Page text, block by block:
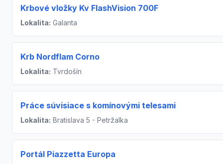
Krbové vložky Kv FlashVision 700F
Lokalita: Galanta
Krb Nordflam Corno
Lokalita: Tvrdošín
Práce súvisiace s komínovými telesami
Lokalita: Bratislava 5 - Petržalka
Portál Piazzetta Europa